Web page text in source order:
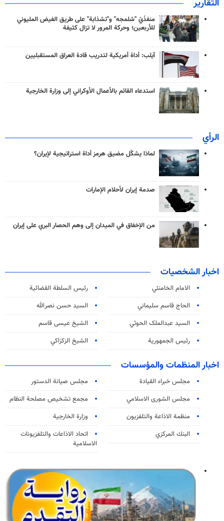
التقارير
منفذَيّ "شلمجه" و"تشذابة" على طريق الفيض المليوني
للأربعين؛ وحركة المرور لا تزال كثيفة
آيلب: أداة أمريكية لتدريب قادة العراق المستقبليين
استدعاء القائم بالأعمال الأوكراني إلى وزارة الخارجية
الرأي
لماذا يشكّل مضيق هرمز أداة استراتيجية لإيران؟
صدمة إيران لأحلام الإمارات
من الإخفاق في الميدان إلى وهم الحصار البري على إيران
اخبار الشخصيات
الامام الخامنئي
رئیس السلطة القضائیة
الحاج قاسم سليماني
السيد حسن نصرالله
السید عبدالملک الحوثي
الشيخ عيسى قاسم
رئيس الجمهورية
الشيخ الزكزاكي
اخبار المنظمات والمؤسسات
مجلس خبراء القيادة
مجلس صيانة الدستور
مجلس الشورى الاسلامي
مجمع تشخيص مصلحة النظام
منظمة الاذاعة والتلفزیون
وزارة الخارجية
البنك المركزي
اتحاد الاذاعات والتلفزيونات
الاسلامية